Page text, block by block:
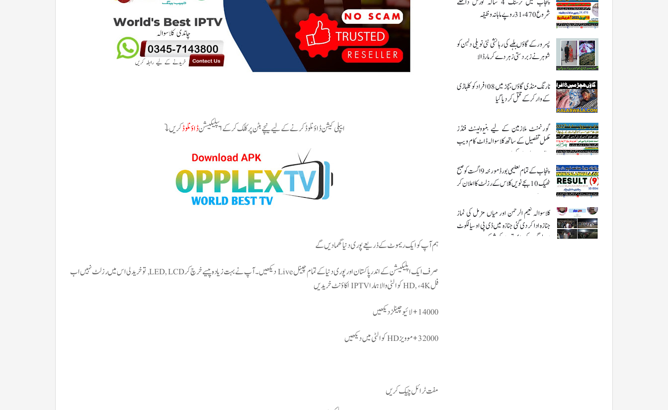
ایپلی کیشن ڈاؤنلوڈ کرنے کے لیے نیچے بٹن پر کلک کرکے ایپلیکیشنڈاؤنلوڈکریں⤵️
ہم آپ کو ایک ریموٹ کے ذریعے پوری دنیا گھما دیں گے
صرف ایک اپلیکیشن کے اندر پاکستان اور پوری دنیا کے تمام چینل Live دیکھیں۔آپ نے بہت زیادہ پیسے خرچ کر LED, LCD, تو خرید لی اس میں رزلٹ نہیں اب
فل HD, ،4K کوالٹی والا ہمارا IPTV اکاؤنٹ خریدیں
14000+ لائیو چینلز دیکھیں
32000+ موویز HD کوالٹی میں دیکھیں
مفت ٹرائل چیک کریں
شروع 31،470 روپے ماہانہ وظیفہ
پسرور کے گاؤں بلہے کی رہائشی نئی نویلی دلہن کو
شوہر نے زبردستی زہر دے کر مار ڈالا
نارنگ منڈی گاؤں ہچڑ میں 08 افراد کو کلہاڑی
کے وار کر کے قتل کر دیا گیا
گورنمنٹ ملازمین کے لیے بنیوولینٹ فنڈز
مکمل تفصیل کے ساتھ کلاسوالہ ڈاٹ کام ویب
سائٹ پر ملاحضہ کریں
پنجاب کے تمام تعلیمی بورڈ مورخہ 9 اگست کو صبح
ٹھیک 10 بجے نویں کلاس کے رزلٹ کا اعلان کر
رہے ہیں
کلاسوالہ نعیم الرحمن اور میاں مزمل کی نماز
جنازہ ادا کر دی گئی جنازہ میں ڈی پی او سیالکوٹ
اور لوگوں کی بڑی تعداد کی شرکت